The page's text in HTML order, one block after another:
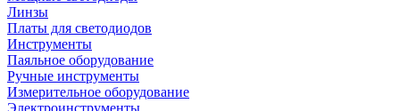
Линзы
Платы для светодиодов
Инструменты
Паяльное оборудование
Ручные инструменты
Измерительное оборудование
Электроинструменты